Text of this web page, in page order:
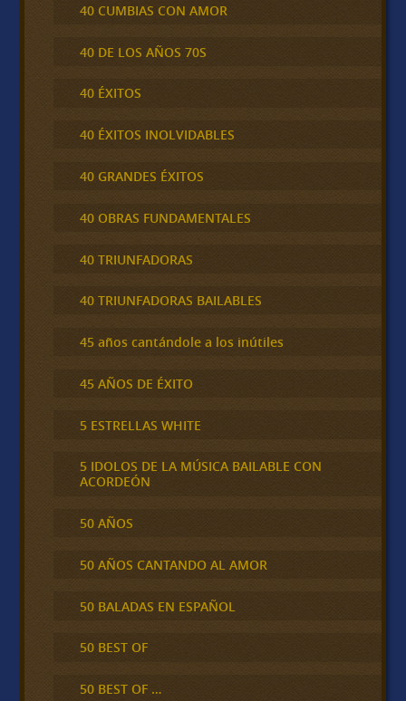
40 CUMBIAS CON AMOR
40 DE LOS AÑOS 70S
40 ÉXITOS
40 ÉXITOS INOLVIDABLES
40 GRANDES ÉXITOS
40 OBRAS FUNDAMENTALES
40 TRIUNFADORAS
40 TRIUNFADORAS BAILABLES
45 años cantándole a los inútiles
45 AÑOS DE ÉXITO
5 ESTRELLAS WHITE
5 IDOLOS DE LA MÚSICA BAILABLE CON
ACORDEÓN
50 AÑOS
50 AÑOS CANTANDO AL AMOR
50 BALADAS EN ESPAÑOL
50 BEST OF
50 BEST OF …